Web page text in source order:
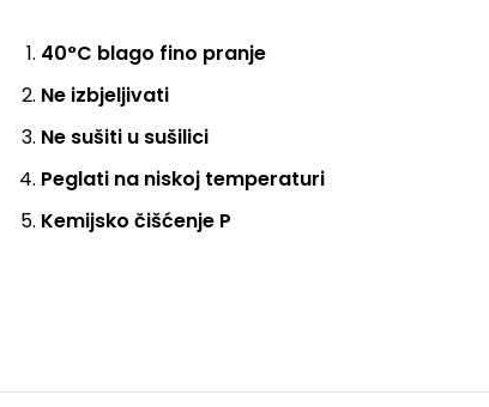
40°C blago fino pranje
Ne izbjeljivati
Ne sušiti u sušilici
Peglati na niskoj temperaturi
Kemijsko čišćenje P